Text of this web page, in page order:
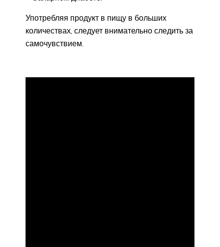
Употребляя продукт в пищу в больших
количествах, следует внимательно следить за
самочувствием.